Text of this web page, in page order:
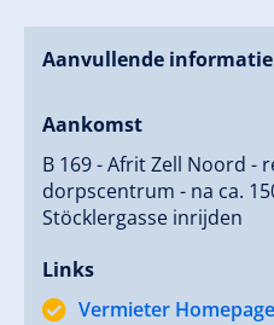
ALLES INCLUSIEF EN
na een dag in de natuur
badkamers.
Aanvullende informatie
Aankomst
B 169 - Afrit Zell Noord -
dorpscentrum - na ca.
Stöcklergasse inrijden
Links
Vermieter Homepage